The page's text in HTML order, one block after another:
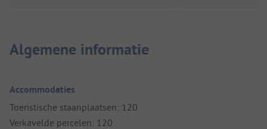
Algemene informatie
Accommodaties
Toeristische staanplaatsen: 120
Verkavelde percelen: 120